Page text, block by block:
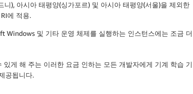
니), 아시아 태평양(싱가포르) 및 아시아 태평양(서울)을 제외한
에 적용.
Windows 및 기타 운영 체제를 실행하는 인스턴스에는 조금 더
게 해 주는 이러한 요금 인하는 모든 개발자에게 기계 학습 기
공됩니다.